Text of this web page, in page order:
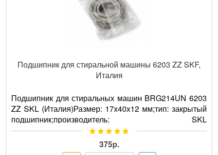
Подшипник для стиральной машины 6203 ZZ SKF,
Италия
Подшипник для стиральных машин BRG214UN 6203
ZZ SKL (Италия)Размер: 17x40x12 мм;тип: закрытый
подшипник;производитель: SKL
(Италия);оригинальный код подшипника ..
375р.